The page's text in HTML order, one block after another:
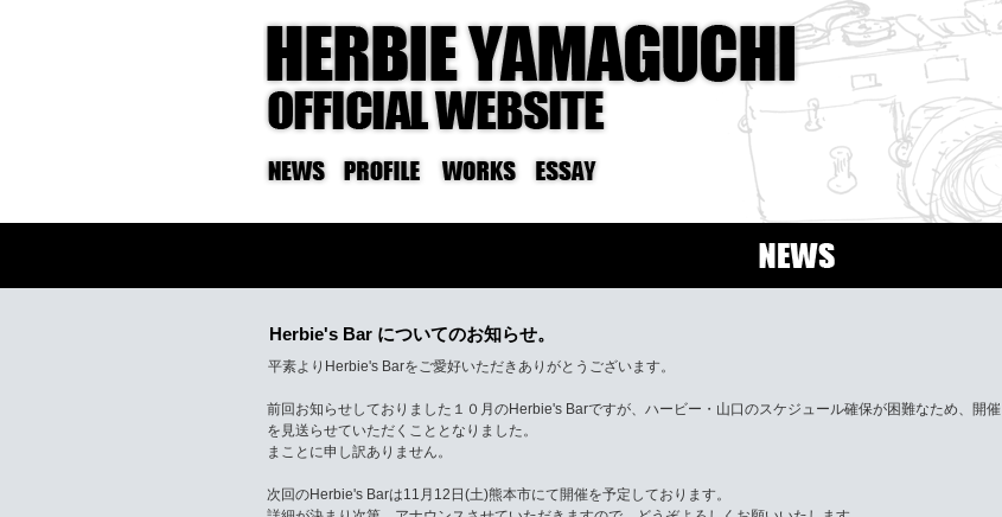
Herbie's Bar についてのお知らせ。
平素よりHerbie's Barをご愛好いただきありがとうございます。
前回お知らせしておりました１０月のHerbie's Barですが、ハービー・山口のスケジュール確保が困難なため、開催
を見送らせていただくこととなりました。
まことに申し訳ありません。
次回のHerbie's Barは11月12日(土)熊本市にて開催を予定しております。